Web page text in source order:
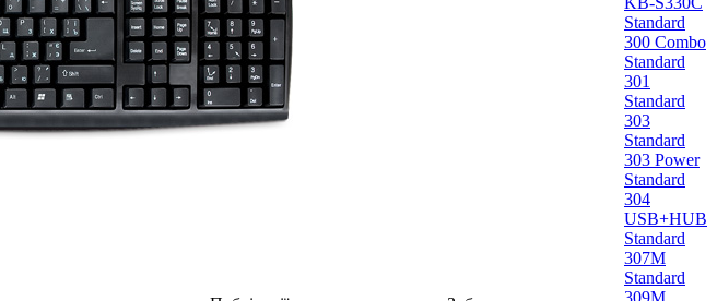
Standard
300 Combo
Standard
301
Standard
303
Standard
303 Power
Standard
304
USB+HUB
Standard
307M
Standard
309M